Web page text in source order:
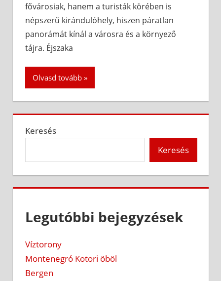
fővárosiak, hanem a turisták körében is
népszerű kirándulóhely, hiszen páratlan
panorámát kínál a városra és a környező
tájra. Éjszaka
Olvasd tovább
Keresés
Keresés
Legutóbbi bejegyzések
Víztorony
Montenegró Kotori öböl
Bergen